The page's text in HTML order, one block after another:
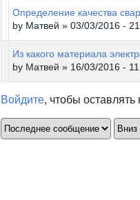
Определение качества
by Матвей » 03/03/2016 -
Из какого материала
by Матвей » 16/03/2016 -
Войдите, чтобы
Сортировка по